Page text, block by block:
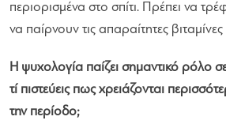
περιορισμένα στο σπίτι. Πρέπει να
να παίρνουν τις απαραίτητες βιταμίνες
Η ψυχολογία παίζει σημαντικό ρόλο σε
τί πιστεύεις πως χρειάζονται
την περίοδο;